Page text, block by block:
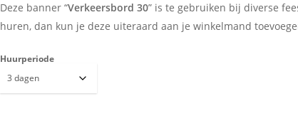
Deze banner “Verkeersbord 30” is te gebruiken bij diverse
huren, dan kun je deze uiteraard aan je winkelmand
Huurperiode